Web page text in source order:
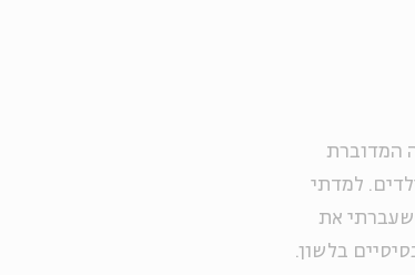
המדוברת
למדתי
שעברתי את
בלשון.